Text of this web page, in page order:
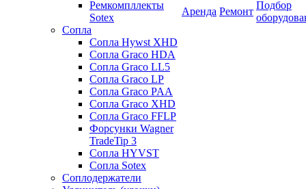
Ремкомпллекты
Sotex
Сопла
Сопла Hywst XHD
Сопла Graco HDA
Сопла Graco LL5
Сопла Graco LP
Сопла Graco PAA
Сопла Graco XHD
Сопла Graco FFLP
Форсунки Wagner
TradeTip 3
Сопла HYVST
Сопла Sotex
Соплодержатели
Аренда Ремонт
Подбор